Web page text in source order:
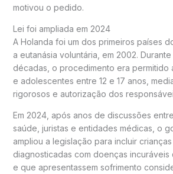
motivou o pedido.
Lei foi ampliada em 2024
A Holanda foi um dos primeiros países
a eutanásia voluntária, em 2002.
décadas, o procedimento era permitido
e adolescentes entre 12 e 17 anos,
rigorosos e autorização dos
Em 2024, após anos de discussões
saúde, juristas e entidades médicas, o
ampliou a legislação para incluir crianças
diagnosticadas com doenças incuráveis
e que apresentassem sofrimento